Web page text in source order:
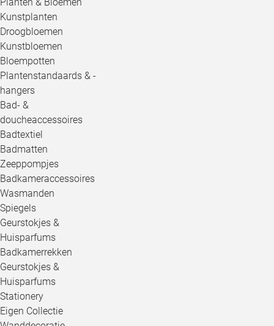
Kunstplanten
Droogbloemen
Kunstbloemen
Bloempotten
Plantenstandaards & -
hangers
Bad- &
doucheaccessoires
Badtextiel
Badmatten
Zeeppompjes
Badkameraccessoires
Wasmanden
Spiegels
Geurstokjes &
Huisparfums
Badkamerrekken
Geurstokjes &
Huisparfums
Stationery
Eigen Collectie